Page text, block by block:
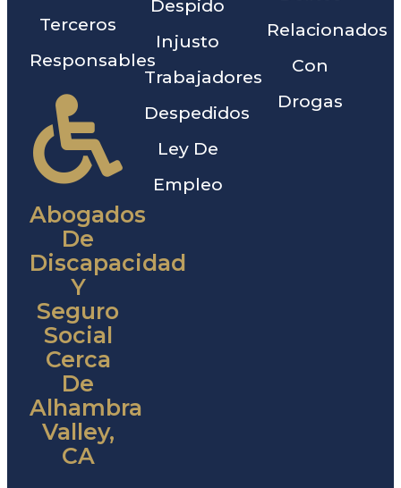
Terceros
Responsables
Abogados
De
Discapacidad
Y
Seguro
Social
Cerca
De
Alhambra
Valley,
CA
Despido
Injusto
Trabajadores
Despedidos
Ley De
Empleo
Relacionados
Con
Drogas